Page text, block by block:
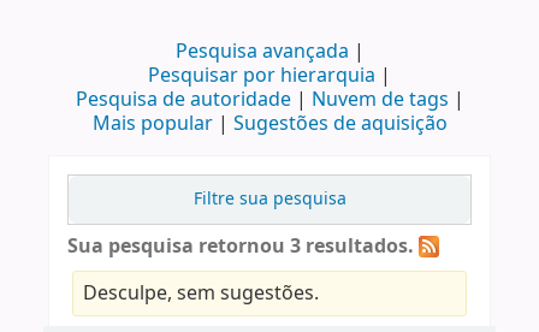
Pesquisa avançada
Pesquisar por hierarquia
Pesquisa de autoridade
Nuvem de tags
Mais popular
Sugestões de aquisição
Filtre sua pesquisa
Sua pesquisa retornou 3 resultados.
Desculpe, sem sugestões.